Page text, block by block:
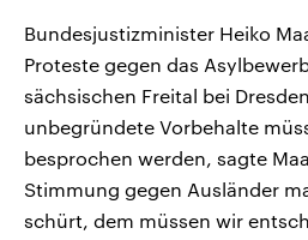
Bundesjustizminister Heiko
Proteste gegen das
sächsischen Freital bei
unbegründete Vorbehalte
besprochen werden, sagte
Stimmung gegen Ausländer
schürt, dem müssen wir